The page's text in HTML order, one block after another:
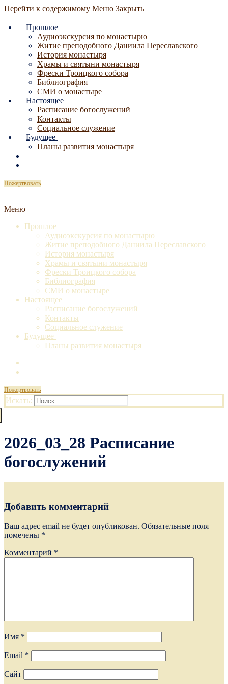
Перейти к содержимому Меню Закрыть
Прошлое
Аудиоэкскурсия по монастырю
Житие преподобного Даниила Переславского
История монастыря
Храмы и святыни монастыря
Фрески Троицкого собора
Библиография
СМИ о монастыре
Настоящее
Расписание богослужений
Контакты
Социальное служение
Будущее
Планы развития монастыря
Пожертвовать
Меню
Прошлое
Аудиоэкскурсия по монастырю
Житие преподобного Даниила Переславского
История монастыря
Храмы и святыни монастыря
Фрески Троицкого собора
Библиография
СМИ о монастыре
Настоящее
Расписание богослужений
Контакты
Социальное служение
Будущее
Планы развития монастыря
Пожертвовать
Искать:
2026_03_28 Расписание
богослужений
Добавить комментарий
Ваш адрес email не будет опубликован. Обязательные поля
помечены *
Комментарий *
Имя *
Email *
Сайт